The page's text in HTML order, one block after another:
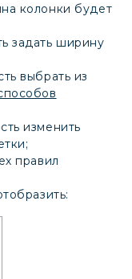
колонки будет
задать ширину
выбрать из
изменить
правил